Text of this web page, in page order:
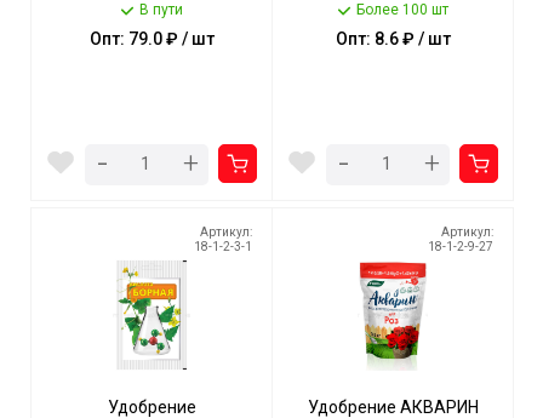
В пути
Опт: 79.0 ₽ / шт
- +
014405, 018043 [400]
ВАШЕ ХОЗЯЙСТВО
Более 100 шт
Опт: 8.6 ₽ / шт
- +
Артикул:
18-1-2-3-1
Удобрение
Артикул:
18-1-2-9-27
Удобрение АКВАРИН